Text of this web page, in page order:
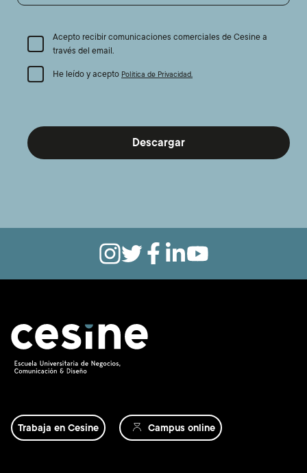
Acepto recibir comunicaciones comerciales de Cesine a
través del email.
He leído y acepto Política de Privacidad.
Trabaja en Cesine Campus online